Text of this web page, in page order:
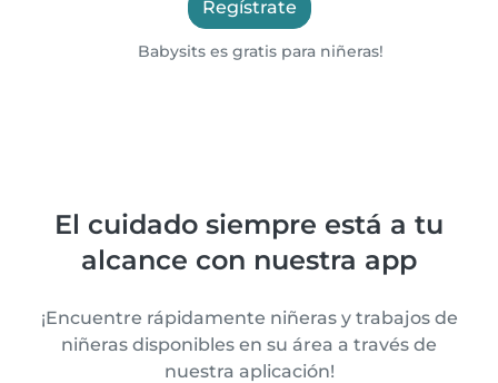
Regístrate
Babysits es gratis para niñeras!
El cuidado siempre está a tu
alcance con nuestra app
¡Encuentre rápidamente niñeras y trabajos de
niñeras disponibles en su área a través de
nuestra aplicación!